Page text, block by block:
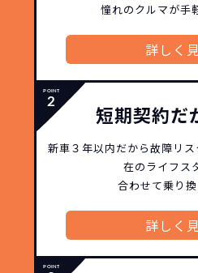
憧れのクルマが手
詳しく
短期契約だ
新車３年以内だから故障リス
在のライフス
合わせて乗り
詳しく
高残価設定
ジョイカルジャパンが
日本全国・世界中の流
ノウハウを集約するこ
価設定」を実現しまし
また特定の車両に絞る
格設定が可能となりま
故障リスクが
3年以内の契約なので
ー保証があるから安心で
契約リスク
新車購入時
諸費用な
車を購入する場合、購
用｣や「各種税金」は車
ります。
これらの費用がコミコ